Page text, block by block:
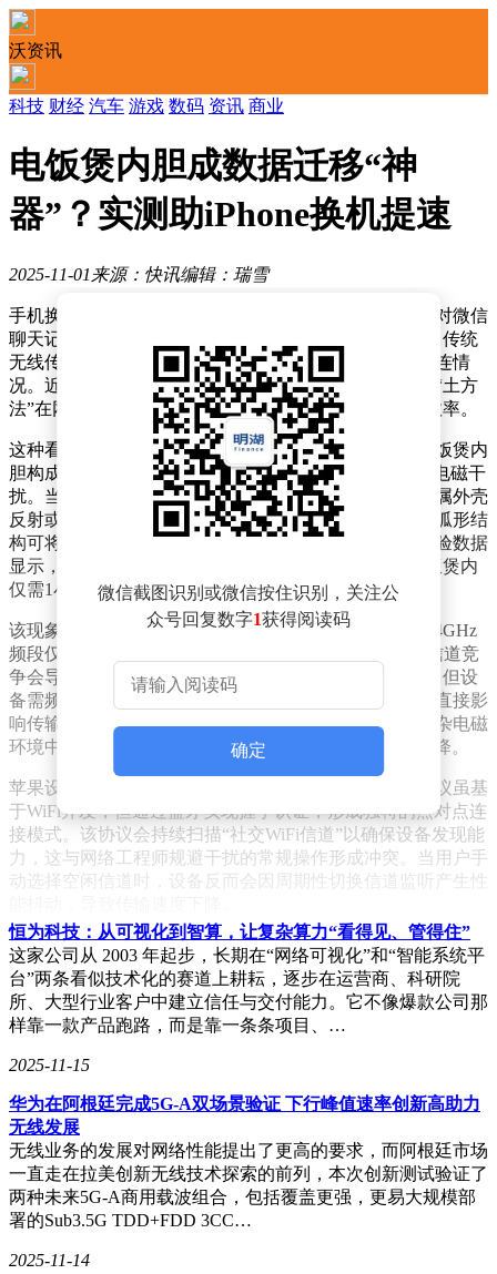
沃资讯
科技 财经 汽车 游戏 数码 资讯 商业
电饭煲内胆成数据迁移“神
器”？实测助iPhone换机提速
2025-11-01 来源：快讯编辑：瑞雪
手机换新时，数据迁移往往成为用户最头疼的环节。面对微信
聊天记录、照片视频、应用程序等动辄上百GB的数据，传统
无线传输方式常因信号干扰导致速度缓慢，甚至出现断连情
况。近期，一种将手机放入电饭煲内胆进行数据迁移的“土方
法”在网络引发热议，实测显示该方法可显著提升传输效率。
这种看似荒诞的操作背后，实则蕴含着物理学原理。电饭煲内
胆构成简易版“法拉第笼”，其金属材质能有效屏蔽外部电磁干
扰。当手机处于密闭金属容器中时，外部无线信号被金属外壳
反射或吸收，形成相对纯净的电磁环境。同时，内胆的弧形结
构可将散射信号聚焦，增强设备间的定向传输能力。实验数据
显示，256GB数据通过常规方式传输需3小时，而在电饭煲内
仅需1小时即可完成。
该现象折射出当前无线传输技术的局限性。主流WiFi 2.4GHz
频段仅有3个互不干扰信道，当多台设备同时工作时，信道竞
争会导致数据碰撞与延迟。5GHz频段虽提供更多信道，但设
备需频繁切换信道监听不同频段，切换过程产生的时延直接影
响传输效率。蓝牙技术同样面临挑战，其跳频机制在复杂电磁
环境中易与WiFi信号产生冲突，导致连接中断或性能下降。
苹果设备的传输机制存在特殊矛盾。其采用的AWDL协议虽基
于WiFi开发，但通过蓝牙实现握手认证，形成独特的点对点连
接模式。该协议会持续扫描“社交WiFi信道”以确保设备发现能
力，这与网络工程师规避干扰的常规操作形成冲突。当用户手
动选择空闲信道时，设备反而会因周期性切换信道监听产生性
部分手机厂商已将此类原理应用于线下服务。OPPO门店推出
的“O闪搬”换机盒采用铝合金外壳与导热硅垫设计，通过物理
屏蔽改善传输环境。这种创新方案不仅适用于安卓设备，对采
用私有传输协议的iPhone同样有效。苹果客服虽强调其虚拟热
点传输不受干扰，但实测表明密闭金属环境仍能提升传输稳定
性。
电磁屏蔽技术的民用化，为解决无线传输痛点提供了新思路。
从电饭煲内胆到专业金属容器，物理隔离方案通过减少信号干
扰与增强定向传输，有效提升了大数据量迁移的效率。这
种“土法炼钢”的智慧，恰是技术与人机交互需求碰撞产生的创
新火花。
微信截图识别或微信按住识别，关注公
众号回复数字1获得阅读码
确定
恒为科技：从可视化到智算，让复杂算力“看得见、管得住”
这家公司从 2003 年起步，长期在“网络可视化”和“智能系统平
台”两条看似技术化的赛道上耕耘，逐步在运营商、科研院
所、大型行业客户中建立信任与交付能力。它不像爆款公司那
样靠一款产品跑路，而是靠一条条项目、…
2025-11-15
华为在阿根廷完成5G-A双场景验证 下行峰值速率创新高助力
无线发展
无线业务的发展对网络性能提出了更高的要求，而阿根廷市场
一直走在拉美创新无线技术探索的前列，本次创新测试验证了
两种未来5G-A商用载波组合，包括覆盖更强，更易大规模部
署的Sub3.5G TDD+FDD 3CC…
2025-11-14